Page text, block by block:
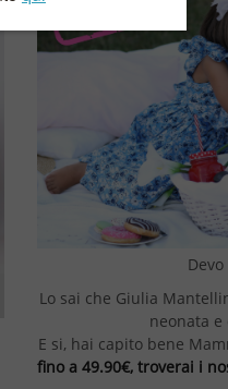
Lo sai che Giulia
neonata
E si, hai capito bene
fino a 49.90€, troverai i